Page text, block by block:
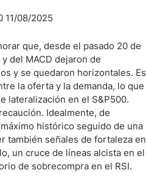
que, desde el pasado 20 de
y del MACD dejaron de
y se quedaron horizontales. Es
la oferta y la demanda, lo que
lateralización en el S&P500.
Idealmente, de
histórico seguido de una
también señales de fortaleza en
un cruce de líneas alcista en el
de sobrecompra en el RSI.